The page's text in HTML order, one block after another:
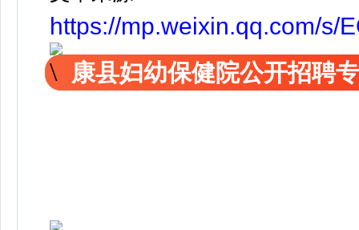
https://mp.weixin.qq.com/s/
康县妇幼保健院公开招聘